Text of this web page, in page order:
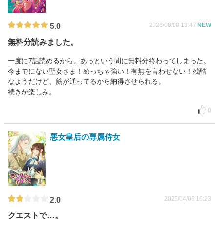
5.0 2026/08/08 13:47 NEW
無料分読みました。
一度に7話読めるから、あっという間に無料分終わってしまった。
今までにない聖女さま！めっちゃ強い！有無を言わせない！残酷
なようだけど、筋が通ってるから納得させられる。
続きが楽しみ。
0
悪女皇后の専属侍女
2.0 2025/04/06 16:23
クエストで…。